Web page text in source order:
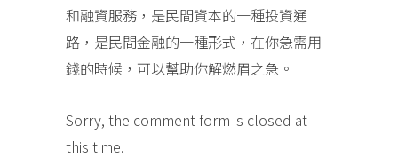
和融資服務，是民間資本的一種投資通
路，是民間金融的一種形式，在你急需用
錢的時候，可以幫助你解燃眉之急。
Sorry, the comment form is closed at
this time.